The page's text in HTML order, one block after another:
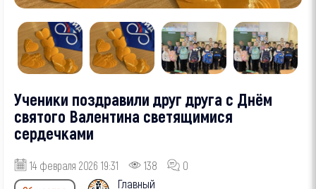
Ученики поздравили друг друга с Днём
святого Валентина светящимися
сердечками
14 февраля 2026 19:31 138
0
Главный